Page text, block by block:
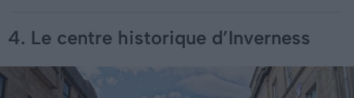
4. Le centre historique d’Inverness